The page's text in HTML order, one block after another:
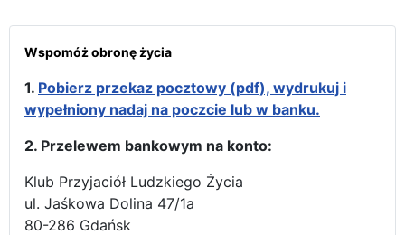
Wspomóż obronę życia
1. Pobierz przekaz pocztowy (pdf), wydrukuj i
wypełniony nadaj na poczcie lub w banku.
2. Przelewem bankowym na konto:
Klub Przyjaciół Ludzkiego Życia
ul. Jaśkowa Dolina 47/1a
80-286 Gdańsk